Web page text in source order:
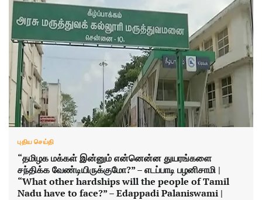
புதிய செய்தி
“தமிழக மக்கள் இன்னும் என்னென்ன துயரங்களை
சந்திக்க வேண்டியிருக்குமோ?” – எடப்பாடி பழனிசாமி |
“What other hardships will the people of Tamil
Nadu have to face?” – Edappadi Palaniswami |